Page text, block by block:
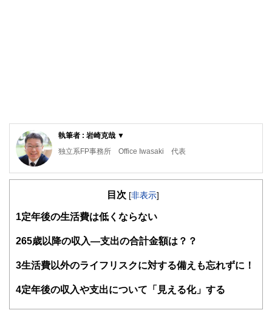
執筆者 : 岩崎克哉 ▼
独立系FP事務所 Office Iwasaki 代表
AFP（日本FP協会）
大学の法学部を卒業後、経済の仕組みを学ぶため、銀行に入
年携わり、金融畑約30年の知識と経験を「どこにも所属しな
い立場で多くの方々に伝えていきたい」と思い独立。
「あなたらしい人生を「ライフプラン」と「マネープラン」
相談は通算2,000世帯以上に上る。
目次 [非表示]
1 定年後の生活費は低くならない
265歳以降の収入―支出の合計金額は？？
3生活費以外のライフリスクに対する備えも忘れずに！
4定年後の収入や支出について「見える化」する